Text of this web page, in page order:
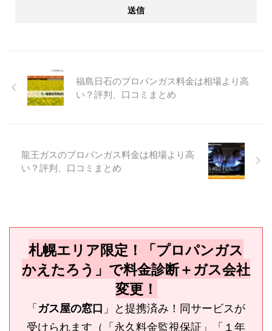
福島日石のプロパンガス料金は相場より高
い？評判、口コミまとめ
龍王ガスのプロパンガス料金は相場より高
い？評判、口コミまとめ
札幌エリア限定！「プロパンガス
かえたろう」で料金診断＋ガス会社
変更！
「ガス屋の窓口 」と提携済み！同サービスが
受けられます（「永久料金監視保証」「１年